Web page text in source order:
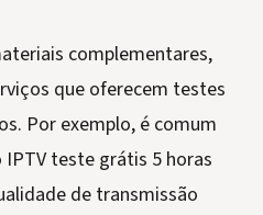
complementares,
que oferecem testes
Por exemplo, é comum
teste grátis 5 horas
de transmissão